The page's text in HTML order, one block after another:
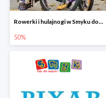
Rowerki i hulajnogi w Smyku do -50%
50%